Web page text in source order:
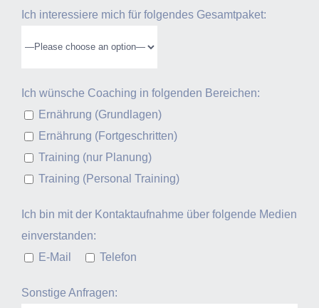
Ich interessiere mich für folgendes Gesamtpaket:
Ich wünsche Coaching in folgenden Bereichen:
Ernährung (Grundlagen)
Ernährung (Fortgeschritten)
Training (nur Planung)
Training (Personal Training)
Ich bin mit der Kontaktaufnahme über folgende Medien
einverstanden:
E-Mail
Telefon
Sonstige Anfragen: